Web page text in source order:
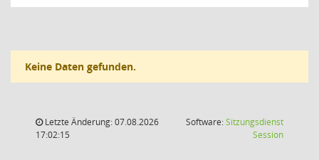
Keine Daten gefunden.
Letzte Änderung: 07.08.2026
17:02:15
Software:Sitzungsdienst
Session(Wird in